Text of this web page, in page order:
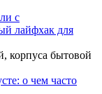
с
лайфхак для
корпуса бытовой
о чем часто